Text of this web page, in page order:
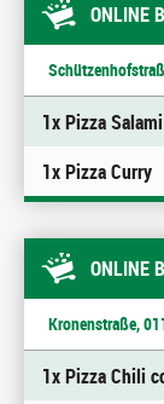
ONLINE
1x Pizza Salami
1x Pizza Curry
ONLINE
Kronenstraße,
1x Pizza Chili